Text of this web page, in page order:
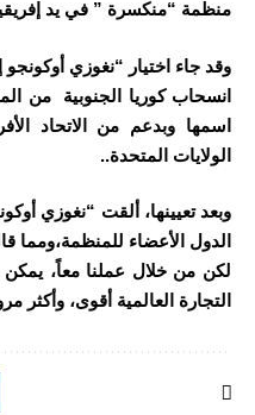
منظمة “منكسرة ” في يد
وقد جاء اختيار “نغوزي
انسحاب كوريا الجنوبية من
اسمها وبدعم من الاتحاد
الولايات المتحدة..
وبعد تعيينها، ألقت “نغوزي
الدول الأعضاء للمنظمة،ومما
لكن من خلال عملنا معاً،
التجارة العالمية أقوى، وأكثر